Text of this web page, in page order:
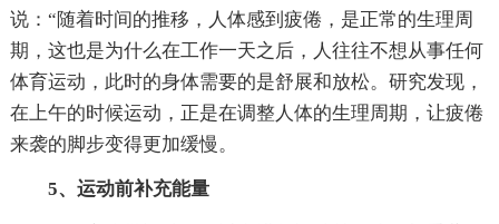
说：“随着时间的推移，人体感到疲倦，是正常的生理周
期，这也是为什么在工作一天之后，人往往不想从事任何
体育运动，此时的身体需要的是舒展和放松。研究发现，
在上午的时候运动，正是在调整人体的生理周期，让疲倦
来袭的脚步变得更加缓慢。
5、运动前补充能量